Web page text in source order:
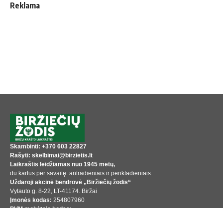
Reklama
Skambinti: +370 603 22827
Rašyti: skelbimai@birzietis.lt
Laikraštis leidžiamas nuo 1945 metų,
du kartus per savaitę: antradieniais ir penktadieniais.
Uždaroji akcinė bendrovė „Biržiečių žodis“
Vytauto g. 8-22, LT-41174. Biržai
Įmonės kodas: 254807960